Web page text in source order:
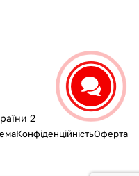
конфіденційності
2
КонфіденційністьОферта